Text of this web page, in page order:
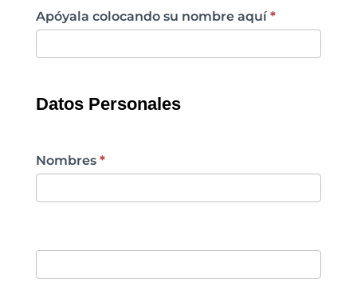
Apóyala colocando su nombre aquí *
Datos Personales
Nombres *